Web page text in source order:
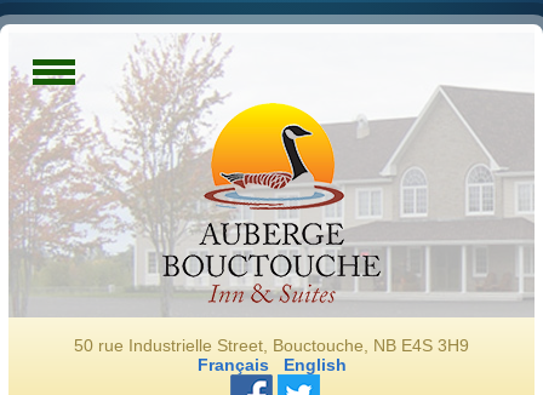
50 rue Industrielle Street, Bouctouche, NB E4S 3H9
Français
English